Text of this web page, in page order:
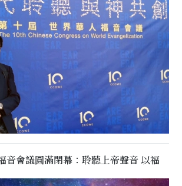
音會議圓滿閉幕：聆聽上帝聲音 以福